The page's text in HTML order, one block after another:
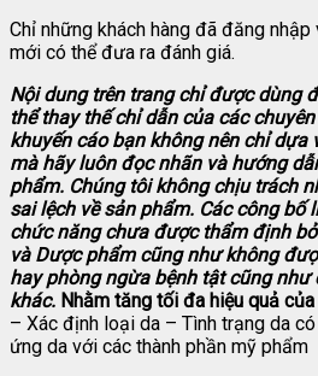
Chỉ những khách hàng đã đăng
mới có thể đưa ra đánh giá.
Nội dung trên trang chỉ được dùng
thể thay thế chỉ dẫn của các
khuyến cáo bạn không nên chỉ dựa
mà hãy luôn đọc nhãn và hướng
phẩm. Chúng tôi không chịu trách
sai lệch về sản phẩm. Các công bố
chức năng chưa được thẩm định
và Dược phẩm cũng như không
hay phòng ngừa bệnh tật cũng như
khác. Nhằm tăng tối đa hiệu quả
– Xác định loại da – Tình trạng da
ứng da với các thành phần mỹ phẩm